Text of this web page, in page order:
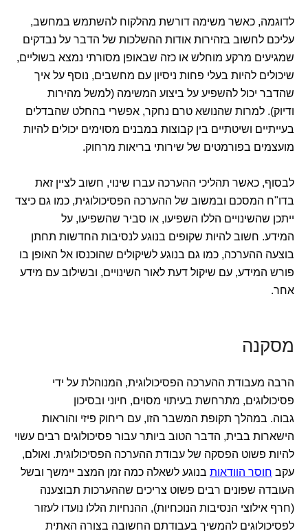
לדוגמה, כאשר משימה דורשת מהלקוח להשתמש במחשב,
עליכם לחשוב בזהירות אודות ההשלכות של הדבר על נבדקים
שמגיעים מרקע מוחלש או כזה שבאופן מסורתי נמצא בשוליים,
שיכולים להיות בעלי פחות ניסיון עם מחשבים, נוסף על איך
שהדבר יכול להשפיע על ביצוע המשימה (למשל מהירות
ודיוק). למרות שהנושא טרם נחקר, אפשרי בהחלט שהבדלים
בעייתיים ושיטתיים בין קבוצות במבנים מסוימים יכולים להיות
מועצמים בפורמטים של שירותי בריאות מרחוק.
לבסוף, כאשר תהליכי ההערכה עברו שינוי, חשוב לציין זאת
בדו"ח המסכם ובמשוב של ההערכה הפסיכולוגית, כמו גם כיצד
ייתכן שהשינויים הללו השפיעו, או סביר שהשפיעו, על
המידע. חשוב להיות שקופים בנוגע לנסיבות החדשות תחתן
בוצעה ההערכה, כמו גם בנוגע לשיקולים שהוכנסו אל האופן בו
פורש המידע, עם שיקול דעת לאור השינויים, ובשילוב עם מידע
אחר.
מסקנה
הרבה מעבודת ההערכה הפסיכולוגית, המנוהלת על ידי
פסיכולוגים, מתרחשת בעיתוי מסוים, חיוני ובסיכון
גבוה. במהלך תקופת המשבר הזו, עם ריחוק פיזי והוראות
הישארות בבית, הדבר הטוב ביותר עבור פסיכולוגים רבים עשוי
להיות פשוט הפסקה של עבודת ההערכה הפסיכולוגית. ואולם,
עקב חוסר הוודאות בנוגע לשאלה כמה זמן המצב יימשך ובשל
העובדה שפונים רבים פשוט צריכים שההערכות תבוצענה
(חרף אילוצי הנסיבות הנוכחיות), ההנחיות הללו נועדו לעזור
לפסיכולוגים להמשיך בעבודתם החשובה בצורה האתית